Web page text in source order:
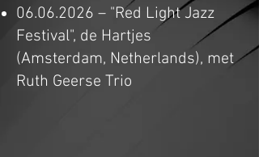
06.06.2026 – "Red Light Jazz
Festival", de Hartjes
(Amsterdam, Netherlands), met
Ruth Geerse Trio